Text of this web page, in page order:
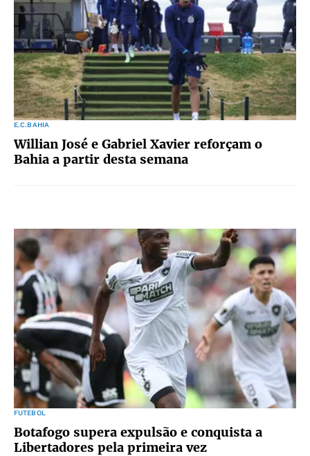
E.C.BAHIA
Willian José e Gabriel Xavier reforçam o
Bahia a partir desta semana
FUTEBOL
Botafogo supera expulsão e conquista a
Libertadores pela primeira vez